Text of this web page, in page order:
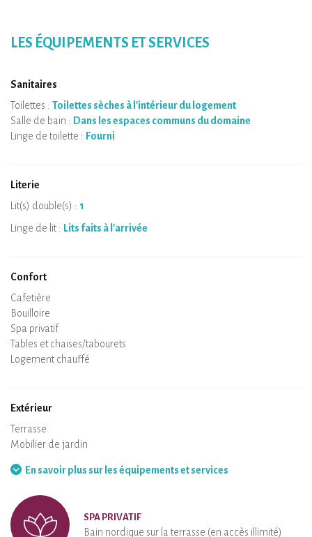
LES ÉQUIPEMENTS ET SERVICES
Sanitaires
Toilettes : Toilettes sèches à l'intérieur du logement
Salle de bain : Dans les espaces communs du domaine
Linge de toilette : Fourni
Literie
Lit(s) double(s) : 1
Linge de lit : Lits faits à l'arrivée
Confort
Micro-ondes
Cafetière
Bouilloire
Plaque de cuisson
Four
Réfrigérateur
Vaisselle
Lave-vaisselle
Chaise bébé
Spa privatif
Sauna privatif
Tables et chaises/tabourets
Air conditionné
Logement chauffé
Extérieur
Terrasse
Mobilier de jardin
En savoir plus sur les équipements et services
SPA PRIVATIF
Bain nordique sur la terrasse (en accès illimité)